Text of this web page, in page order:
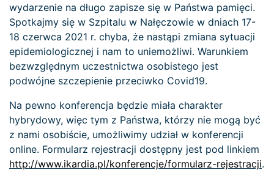
wydarzenie na długo zapisze się w Państwa pamięci.
Spotkajmy się w Szpitalu w Nałęczowie w dniach 17-
18 czerwca 2021 r. chyba, że nastąpi zmiana sytuacji
epidemiologicznej i nam to uniemożliwi. Warunkiem
bezwzględnym uczestnictwa osobistego jest
podwójne szczepienie przeciwko Covid19.
Na pewno konferencja będzie miała charakter
hybrydowy, więc tym z Państwa, którzy nie mogą być
z nami osobiście, umożliwimy udział w konferencji
online. Formularz rejestracji dostępny jest pod linkiem
http://www.ikardia.pl/konferencje/formularz-rejestracji.